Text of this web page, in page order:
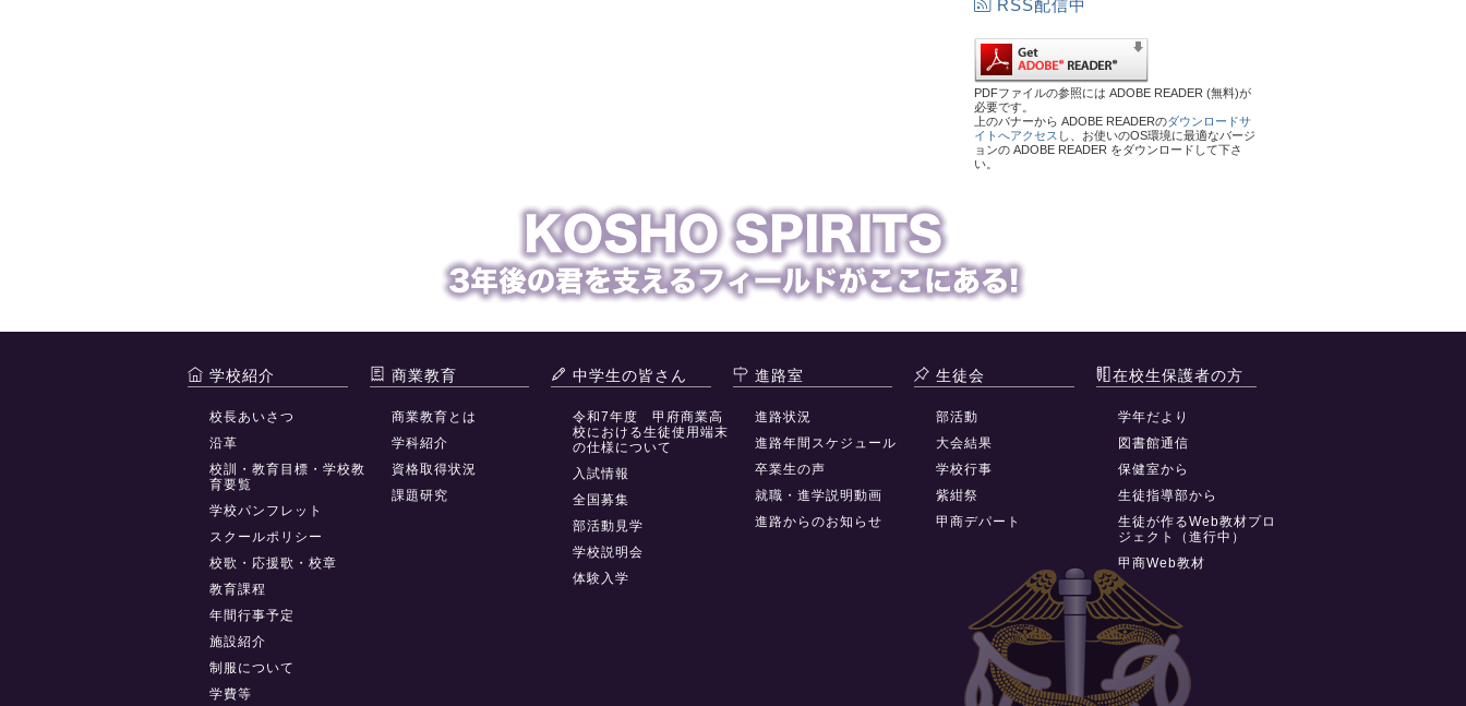
RSS配信中
PDFファイルの参照には ADOBE READER (無料)が
必要です。
上のバナーから ADOBE READERのダウンロードサ
イトへアクセス し、お使いのOS環境に最適なバージ
ョンの ADOBE READER をダウンロードして下さ
い。
学校紹介
校長あいさつ
沿革
校訓・教育目標・学校教
育要覧
学校パンフレット
スクールポリシー
校歌・応援歌・校章
教育課程
年間行事予定
施設紹介
制服について
学費等
商業教育
商業教育とは
学科紹介
資格取得状況
課題研究
中学生の皆さん
令和7年度 甲府商業高
校における生徒使用端末
の仕様について
入試情報
全国募集
部活動見学
学校説明会
体験入学
進路室
進路状況
進路年間スケジュール
卒業生の声
就職・進学説明動画
進路からのお知らせ
生徒会
部活動
大会結果
学校行事
紫紺祭
甲商デパート
在校生保護者の方
学年だより
図書館通信
保健室から
生徒指導部から
生徒が作るWeb教材プロ
ジェクト（進行中）
甲商Web教材